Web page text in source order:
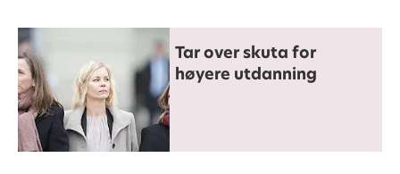
Tar over skuta for
høyere utdanning